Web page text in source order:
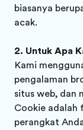
biasanya
acak.
Untuk Apa
Kami
pengalaman
situs web, dan
Cookie adalah
perangkat